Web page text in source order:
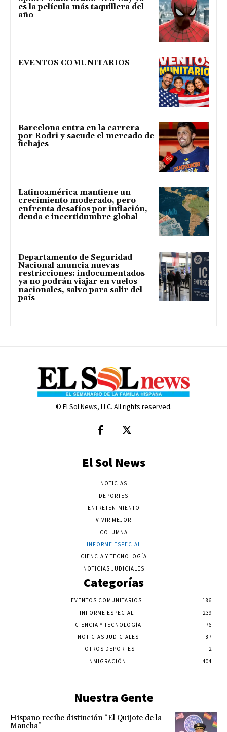
es la película más taquillera del
año
EVENTOS COMUNITARIOS
Barcelona entra en la carrera
por Rodri y sacude el mercado de
fichajes
Latinoamérica mantiene un
crecimiento moderado, pero
enfrenta desafíos por inflación,
deuda e incertidumbre global
Departamento de Seguridad
Nacional anuncia nuevas
restricciones: indocumentados
ya no podrán viajar en vuelos
nacionales, salvo para salir del
país
© El Sol News, LLC. All rights reserved.
El Sol News
NOTICIAS
DEPORTES
ENTRETENIMIENTO
VIVIR MEJOR
COLUMNA
INFORME ESPECIAL
CIENCIA Y TECNOLOGÍA
NOTICIAS JUDICIALES
Categorías
EVENTOS COMUNITARIOS
186
INFORME ESPECIAL
239
CIENCIA Y TECNOLOGÍA
76
NOTICIAS JUDICIALES
87
OTROS DEPORTES
2
INMIGRACIÓN
404
Nuestra Gente
Hispano recibe distinción “El Quijote de la
Mancha”